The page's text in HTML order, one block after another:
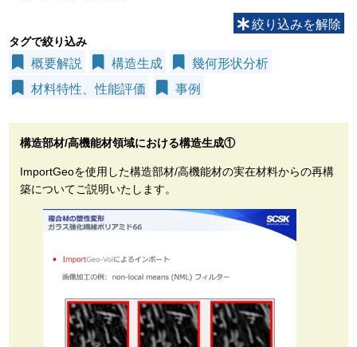
絞り込みを解除
タグで絞り込み
概要解説 構造生成
幾何形状分析
材料特性、性能評価
事例
構造部材/高機能材領域における構造生成①
ImportGeoを使用した構造部材/高機能材の実在材料からの再構
築についてご説明いたします。